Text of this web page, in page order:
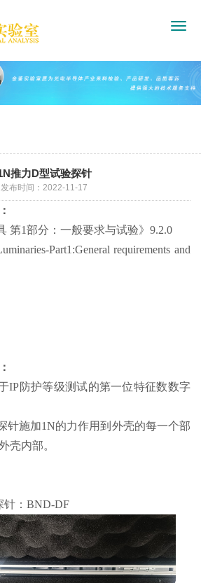
推力D型试验探针
发布时间：2022-11-17
第1部分：一般要求与试验》9.2.0
Part1:General requirements and
IP防护等级测试的第一位特征数数字
针施加1N的力作用到外壳的每一个部
壳内部。
针：BND-DF